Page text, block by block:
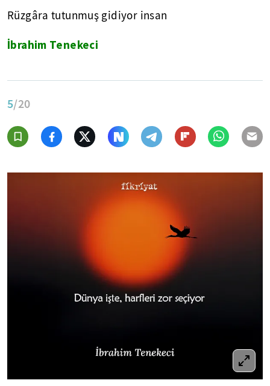
Rüzgâra tutunmuş gidiyor insan
İbrahim Tenekeci
5/20